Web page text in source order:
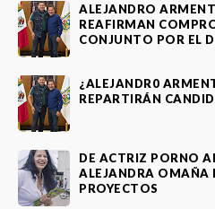
ALEJANDRO
REAFIRMAN
CONJUNTO POR EL
¿ALEJANDR0
REPARTIRÁN
DE ACTRIZ PORNO
ALEJANDRA OMAÑA
PROYECTOS